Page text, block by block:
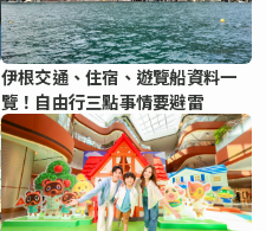
伊根交通、住宿、遊覽船資料一
覽！自由行三點事情要避雷